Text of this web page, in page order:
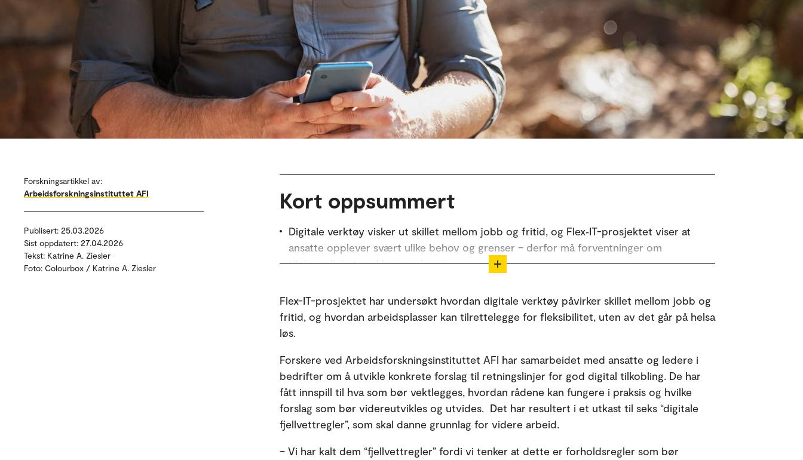
Forskningsartikkel av:
Arbeidsforskningsinstituttet AFI
Publisert: 25.03.2026
Sist oppdatert: 27.04.2026
Tekst: Katrine A. Ziesler
Foto: Colourbox / Katrine A. Ziesler
Kort oppsummert
Digitale verktøy visker ut skillet mellom jobb og fritid, og Flex‑IT-prosjektet viser at
ansatte opplever svært ulike behov og grenser – derfor må forventninger om
tilgjengelighet snakkes om åpent.
retningslinjer, realistiske forventninger og god lederpraksis har større potensial for å
skape et sunnere digitalt arbeidsmiljø.
Prosjektet foreslår seks “digitale fjellvettregler” som vektlegger respekt for andres
fritid, tydelig kommunikasjon, tekniske hjelpemidler for grensesetting, gode
rollemodeller og kunnskap om behovet for restitusjon.
Deler av Kort oppsummert er laget ved hjelp av M365 Copilot. Teksten er kvalitetssikret
av OsloMet.
Flex-IT-prosjektet har undersøkt hvordan digitale verktøy påvirker skillet mellom jobb og
fritid, og hvordan arbeidsplasser kan tilrettelegge for fleksibilitet, uten av det går på helsa
løs.
Forskere ved Arbeidsforskningsinstituttet AFI har samarbeidet med ansatte og ledere i
bedrifter om å utvikle konkrete forslag til retningslinjer for god digital tilkobling. De har
fått innspill til hva som bør vektlegges, hvordan rådene kan fungere i praksis og hvilke
forslag som bør videreutvikles og utvides. Det har resultert i et utkast til seks “digitale
fjellvettregler”, som skal danne grunnlag for videre arbeid.
– Vi har kalt dem “fjellvettregler” fordi vi tenker at dette er forholdsregler som bør